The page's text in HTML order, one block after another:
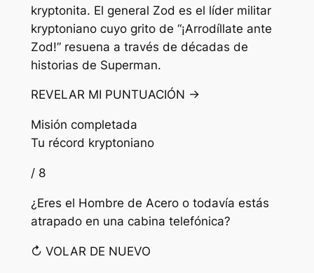
kryptonita. El general Zod es el líder militar
kryptoniano cuyo grito de “¡Arrodíllate ante
Zod!” resuena a través de décadas de
historias de Superman.
REVELAR MI PUNTUACIÓN →
Misión completada
Tu récord kryptoniano
/ 8
¿Eres el Hombre de Acero o todavía estás
atrapado en una cabina telefónica?
↻ VOLAR DE NUEVO